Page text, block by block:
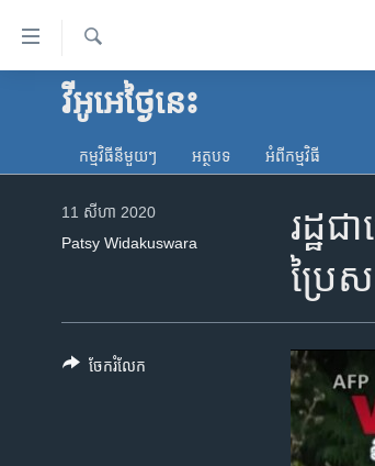
ទៅ​
គេហទំព័រ​
ទាក់ទង
និង​អាមេរិក
ទូរទស្សន៍ / វីដេអូ​
ស្វែង​
រក
វីអូអេថ្ងៃនេះ
កម្មវិធី​នីមួយៗ អត្ថបទ​ អំពី​កម្មវិធី​
រដ្ឋ​
ប្រ
11 សីហា 2020
Patsy Widakuswara
ចែករំលែក